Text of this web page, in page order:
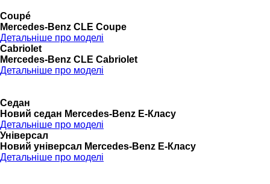
Coupé
Mercedes-Benz CLE Coupe
Детальніше про моделі
Cabriolet
Mercedes-Benz CLE Cabriolet
Детальніше про моделі
Седан
Новий седан Mercedes-Benz Е-Класу
Детальніше про моделі
Універсал
Новий універсал Mercedes-Benz E-Класу
Детальніше про моделі